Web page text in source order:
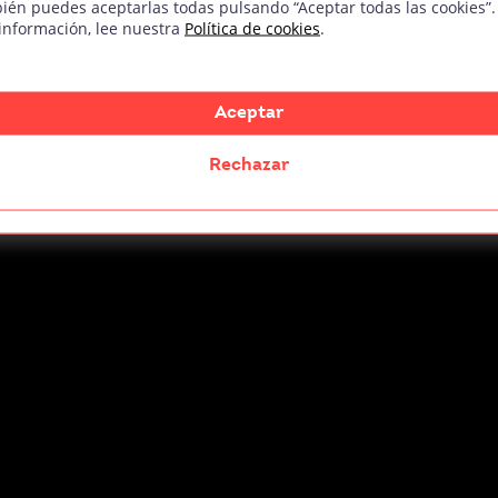
puedes aceptarlas todas pulsando “Aceptar todas las
lee nuestra Política de cookies.
Aceptar
Rechazar